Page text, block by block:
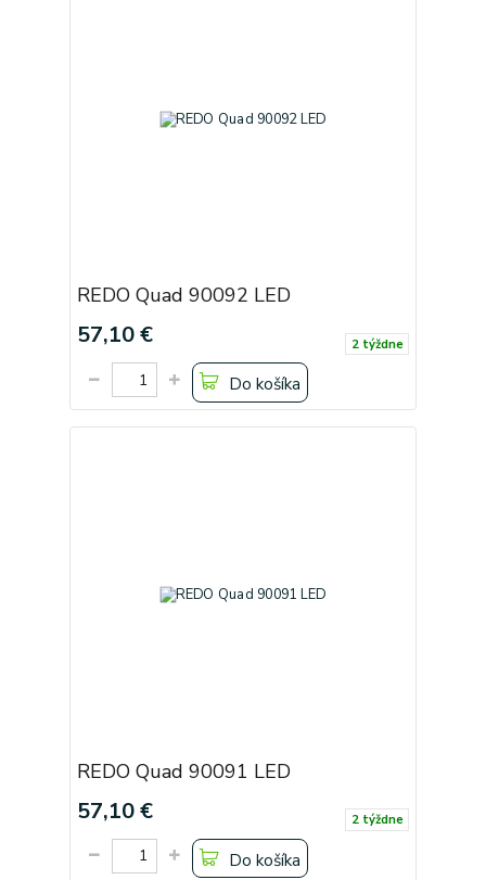
REDO Quad 90092 LED
57,10 € 2 týždne
Do košíka
REDO Quad 90091 LED
57,10 € 2 týždne
Do košíka